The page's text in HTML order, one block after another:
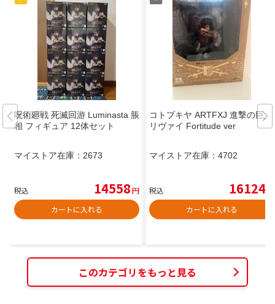
呪術廻戦 死滅回游 Luminasta 脹
相 フィギュア 12体セット
マイストア在庫： 2673
税込 14558円
カートに入れる
コトブキヤ ARTFXJ 進撃の巨人
リヴァイ Fortitude ver
マイストア在庫： 4702
税込 16124
カートに入れる
このカテゴリをもっと見る